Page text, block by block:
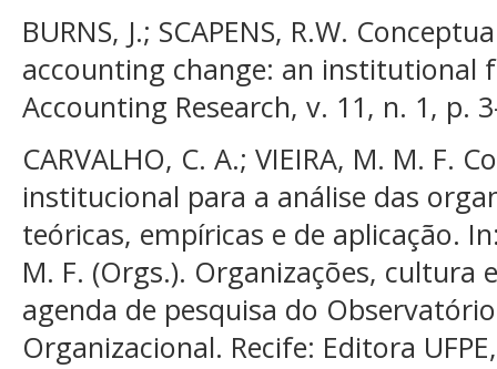
BURNS, J.; SCAPENS, R.W.
accounting change: an institutional
Accounting Research, v. 11, n. 1, p.
CARVALHO, C. A.; VIEIRA, M. M. F.
institucional para a análise das
teóricas, empíricas e de aplicação.
M. F. (Orgs.). Organizações, cultura
agenda de pesquisa do
Organizacional. Recife: Editora